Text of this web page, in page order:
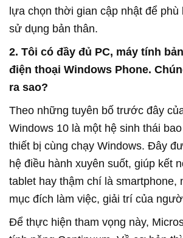
lựa chọn thời gian cập nhật để
sử dụng bản thân.
2. Tôi có đầy đủ PC, máy tính
điện thoại Windows Phone.
ra sao?
Theo những tuyên bố trước đây
Windows 10 là một hệ sinh thái
thiết bị cùng chạy Windows. Đây
hệ điều hành xuyên suốt, giúp kết
tablet hay thậm chí là smartphone,
mục đích làm việc, giải trí của
Để thực hiện tham vọng này,